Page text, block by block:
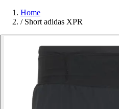
Home
/ Short adidas XPR